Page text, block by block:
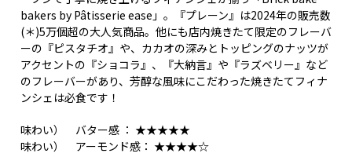
bakers by Pâtisserie ease」。『プレーン』は2024年の販売数
(＊)5万個超の大人気商品。他にも店内焼きたて限定のフレーバ
ーの『ピスタチオ』や、カカオの深みとトッピングのナッツが
アクセントの『ショコラ』、『大納言』や『ラズベリー』など
のフレーバーがあり、芳醇な風味にこだわった焼きたてフィナ
ンシェは必食です！
味わい） バター感 ： ★★★★★
味わい） アーモンド感： ★★★★☆